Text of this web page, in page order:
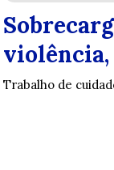
violência,
Trabalho de